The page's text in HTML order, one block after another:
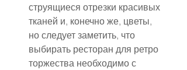
струящиеся отрезки красивых
тканей и, конечно же, цветы,
но следует заметить, что
выбирать ресторан для ретро
торжества необходимо с